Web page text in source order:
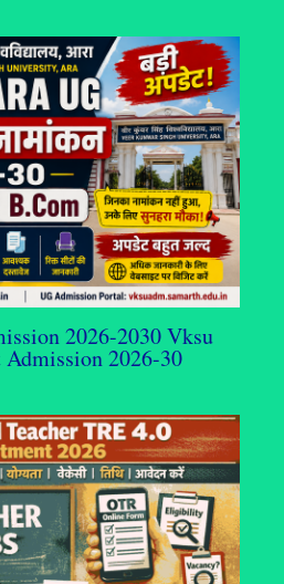
2026-2030 Vksu
2026-30